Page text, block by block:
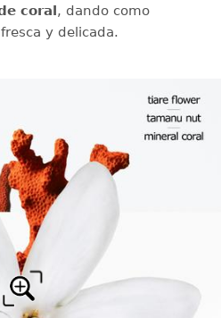
coral, dando como
y delicada.